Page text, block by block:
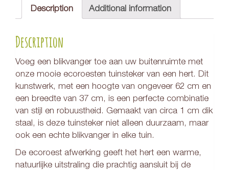
Description Additional information
Description
Voeg een blikvanger toe aan uw buitenruimte met
onze mooie ecoroesten tuinsteker van een hert. Dit
kunstwerk, met een hoogte van ongeveer 62 cm en
een breedte van 37 cm, is een perfecte combinatie
van stijl en robuustheid. Gemaakt van circa 1 cm dik
staal, is deze tuinsteker niet alleen duurzaam, maar
ook een echte blikvanger in elke tuin.
De ecoroest afwerking geeft het hert een warme,
natuurlijke uitstraling die prachtig aansluit bij de